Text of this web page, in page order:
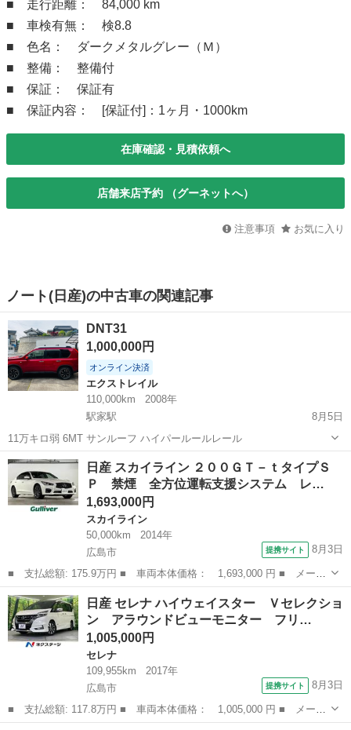
■ 走行距離： 84,000 km
■ 車検有無： 検8.8
■ 色名： ダークメタルグレー（Ｍ）
■ 整備： 整備付
■ 保証： 保証有
■ 保証内容： [保証付]：1ヶ月・1000km
在庫確認・見積依頼へ
店舗来店予約 （グーネットへ）
注意事項 お気に入り
ノート(日産)の中古車の関連記事
DNT31
1,000,000円
オンライン決済
エクストレイル
110,000km
2008年
駅家駅
8月5日
11万キロ弱 6MT サンルーフ ハイパールールレール
広島 福山市 駅家駅 エクストレイル サンルーフ
日産 スカイライン ２００ＧＴ－ｔタイプＳ
Ｐ 禁煙 全方位運転支援システム レ…
1,693,000円
スカイライン
50,000km
2014年
広島市
提携サイト 8月3日
■ 支払総額: 175.9万円 ■ 車両本体価格： 1,693,000 円 ■ メーカ
ー名： 日産 ■ 車種名： スカイライン ■ グレード名： ２００
ＧＴ－ｔタイプＳＰ 禁煙 全方位運転支援システム レーダークル
ーズコン...
広島 広島市 スカイライン
日産 セレナ ハイウェイスター Ｖセレクショ
ン アラウンドビューモニター フリ…
1,005,000円
セレナ
109,955km
2017年
広島市
提携サイト 8月3日
■ 支払総額: 117.8万円 ■ 車両本体価格： 1,005,000 円 ■ メーカ
ー名： 日産 ■ 車種名： セレナ ■ グレード名： ハイウェイス